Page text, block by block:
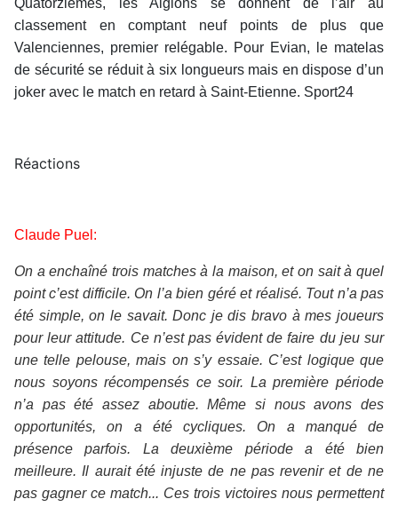
Quatorzièmes, les Aiglons se donnent de l’air au
classement en comptant neuf points de plus que
Valenciennes, premier relégable. Pour Evian, le matelas
de sécurité se réduit à six longueurs mais en dispose d’un
joker avec le match en retard à Saint-Etienne. Sport24
Réactions
Claude Puel:
On a enchaîné trois matches à la maison, et on sait à quel
point c’est difficile. On l’a bien géré et réalisé. Tout n’a pas
été simple, on le savait. Donc je dis bravo à mes joueurs
pour leur attitude. Ce n’est pas évident de faire du jeu sur
une telle pelouse, mais on s’y essaie. C’est logique que
nous soyons récompensés ce soir. La première période
n’a pas été assez aboutie. Même si nous avons des
opportunités, on a été cycliques. On a manqué de
présence parfois. La deuxième période a été bien
meilleure. Il aurait été injuste de ne pas revenir et de ne
pas gagner ce match... Ces trois victoires nous permettent